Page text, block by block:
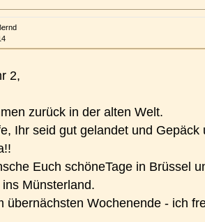
2,
zurück in der alten Welt.
Ihr seid gut gelandet und Gepäck
Euch schöneTage in Brüssel
Münsterland.
übernächsten Wochenende - ich